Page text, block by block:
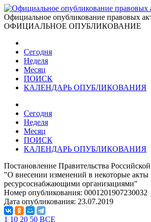
Официальное опубликование правовых
ОФИЦИАЛЬНОЕ ОПУБЛИКОВАНИЕ
Сегодня
Неделя
Месяц
ПОИСК
КАЛЕНДАРЬ ОПУБЛИКОВАНИЯ
Сегодня
Неделя
Месяц
ПОИСК
КАЛЕНДАРЬ ОПУБЛИКОВАНИЯ
Постановление Правительства
"О внесении изменений в некоторые
ресурсоснабжающими организациями"
Номер опубликования: 0001201907230032
Дата опубликования: 23.07.2019
1 10 20 50 ВСЕ